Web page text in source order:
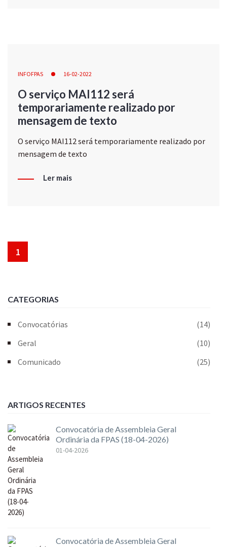
INFOFPAS 16-02-2022
O serviço MAI112 será
temporariamente realizado por
mensagem de texto
O serviço MAI112 será temporariamente realizado por
mensagem de texto
Ler mais
1
CATEGORIAS
Convocatórias
(14)
Geral
(10)
Comunicado
(25)
ARTIGOS RECENTES
Convocatória de Assembleia Geral
Ordinária da FPAS (18-04-2026)
01-04-2026
Convocatória de Assembleia Geral